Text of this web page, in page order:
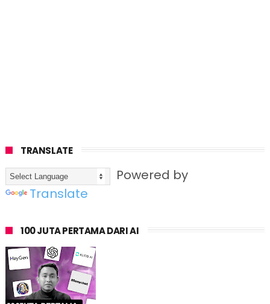
TRANSLATE
Powered by
Translate
100 JUTA PERTAMA DARI AI